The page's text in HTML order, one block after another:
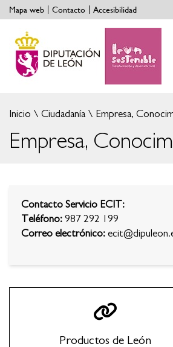
Mapa web Contacto Accesibilidad
Inicio Ciudadanía Empresa,
Empresa,
Contacto Servicio ECIT:
Teléfono: 987 292 199
Correo electrónico:
Productos de León